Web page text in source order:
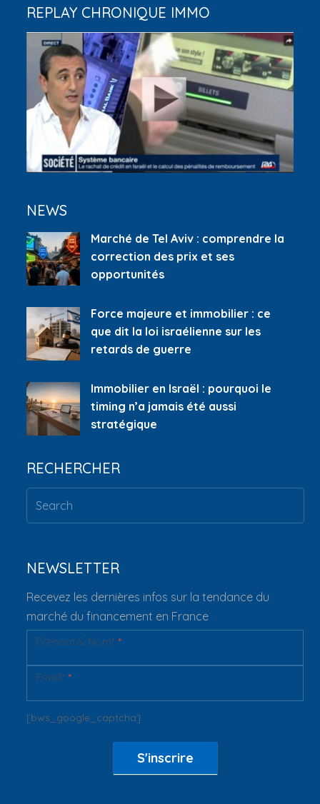
REPLAY CHRONIQUE IMMO
NEWS
Marché de Tel Aviv : comprendre la
correction des prix et ses
opportunités
Force majeure et immobilier : ce
que dit la loi israélienne sur les
retards de guerre
Immobilier en Israël : pourquoi le
timing n’a jamais été aussi
stratégique
RECHERCHER
NEWSLETTER
Recevez les dernières infos sur la tendance du
marché du financement en France
Newsletter
Prénom & Nom**
Email**
[bws_google_captcha]
S'inscrire